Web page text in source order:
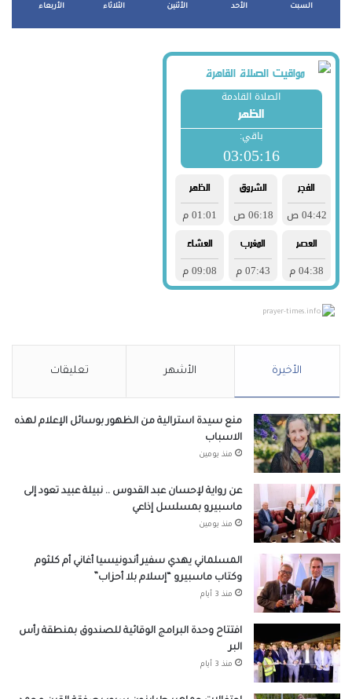
السبت الأحد الأثنين الثلاثاء الأربعاء
prayer-times.info
الأخيرة الأشهر تعليقات
منع سيدة استرالية من الظهور بوسائل الإعلام لهذه
الاسباب
منذ يومين
عن رواية لإحسان عبد القدوس .. نبيلة عبيد تعود إلى
ماسبيرو بمسلسل إذاعي
منذ يومين
المسلماني يهدي سفير أندونيسيا أغاني أم كلثوم
وكتاب ماسبيرو “إسلام بلا أحزاب”
منذ 3 أيام
افتتاح وحدة البرامج الوقائية للصندوق بمنطقة رأس
البر
منذ 3 أيام